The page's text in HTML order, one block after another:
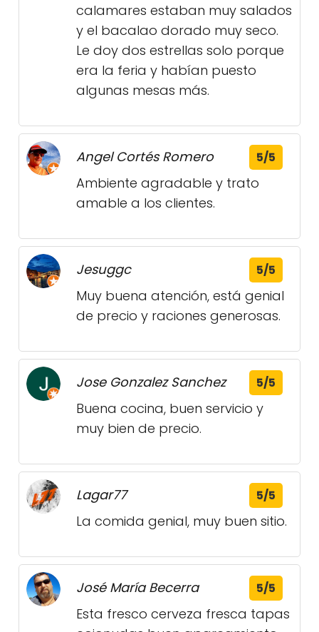
calamares estaban muy salados
y el bacalao dorado muy seco.
Le doy dos estrellas solo porque
era la feria y habían puesto
algunas mesas más.
Angel Cortés Romero 5/5
Ambiente agradable y trato
amable a los clientes.
Jesuggc 5/5
Muy buena atención, está genial
de precio y raciones generosas.
Jose Gonzalez Sanchez 5/5
Buena cocina, buen servicio y
muy bien de precio.
Lagar77 5/5
La comida genial, muy buen sitio.
José María Becerra 5/5
Esta fresco cerveza fresca tapas